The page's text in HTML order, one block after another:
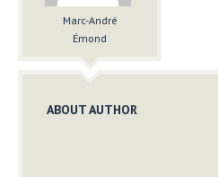
Marc-André
Émond
ABOUT AUTHOR